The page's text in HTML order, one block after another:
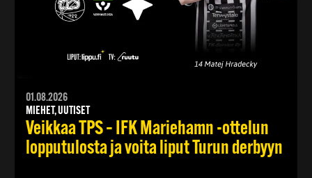
01.08.2026
MIEHET, UUTISET
Veikkaa TPS – IFK Mariehamn -ottelun
lopputulosta ja voita liput Turun derbyyn